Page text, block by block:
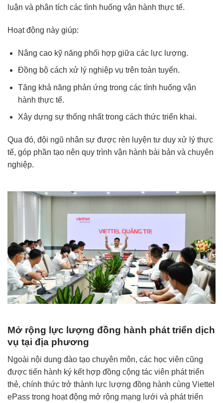
luận và phân tích các tình huống vận hành thực tế.
Hoạt động này giúp:
Nâng cao kỹ năng phối hợp giữa các lực lượng.
Đồng bộ cách xử lý nghiệp vụ trên toàn tuyến.
Tăng khả năng phản ứng trong các tình huống vận
hành thực tế.
Xây dựng sự thống nhất trong cách thức triển khai.
Qua đó, đội ngũ nhân sự được rèn luyện tư duy xử lý thực
tế, góp phần tạo nên quy trình vận hành bài bản và chuyên
nghiệp.
Mở rộng lực lượng đồng hành phát triển dịch
vụ tại địa phương
Ngoài nội dung đào tạo chuyên môn, các học viên cũng
được tiến hành ký kết hợp đồng cộng tác viên phát triển
thẻ, chính thức trở thành lực lượng đồng hành cùng Viettel
ePass trong hoạt động mở rộng mạng lưới và phát triển